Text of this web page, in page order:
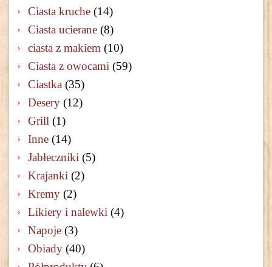
Ciasta kruche (14)
Ciasta ucierane (8)
ciasta z makiem (10)
Ciasta z owocami (59)
Ciastka (35)
Desery (12)
Grill (1)
Inne (14)
Jabłeczniki (5)
Krajanki (2)
Kremy (2)
Likiery i nalewki (4)
Napoje (3)
Obiady (40)